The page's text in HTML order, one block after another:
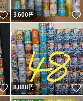
いいね！
3,600円
いいね！
8,888円